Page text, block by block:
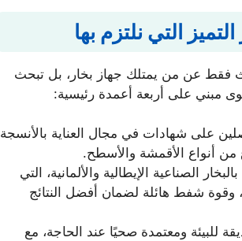
التي نلتزم بها
فقط عن من يمتلك جهاز بخار، بل تبحث
مبني على أربعة أعمدة رئيسية:
على شهادات في مجال العناية بالأنسجة
من أنواع الأقمشة والأسطح.
الصناعية الإيطالية والألمانية، التي
شفط هائلة لضمان أفضل النتائج
للبيئة ومعتمدة صحيًا عند الحاجة، مع